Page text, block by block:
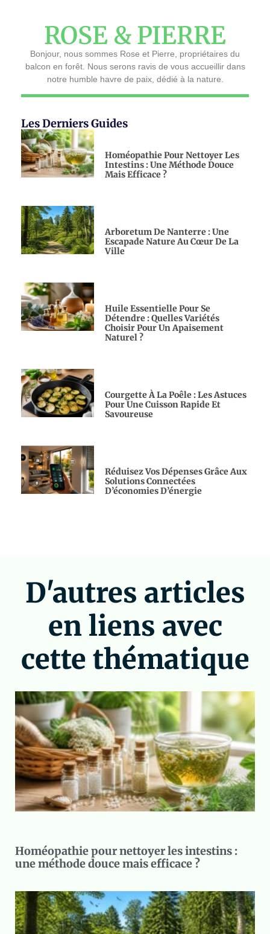
ROSE & PIERRE
Bonjour, nous sommes Rose et Pierre, propriétaires du
balcon en forêt. Nous serons ravis de vous accueillir dans
notre humble havre de paix, dédié à la nature.
Les Derniers Guides
Homéopathie Pour Nettoyer Les
Intestins : Une Méthode Douce
Mais Efficace ?
Arboretum De Nanterre : Une
Escapade Nature Au Cœur De La
Ville
Huile Essentielle Pour Se
Détendre : Quelles Variétés
Choisir Pour Un Apaisement
Naturel ?
Courgette À La Poêle : Les Astuces
Pour Une Cuisson Rapide Et
Savoureuse
Réduisez Vos Dépenses Grâce Aux
Solutions Connectées
D’économies D’énergie
D'autres articles
en liens avec
cette thématique
Homéopathie pour nettoyer les intestins :
une méthode douce mais efficace ?